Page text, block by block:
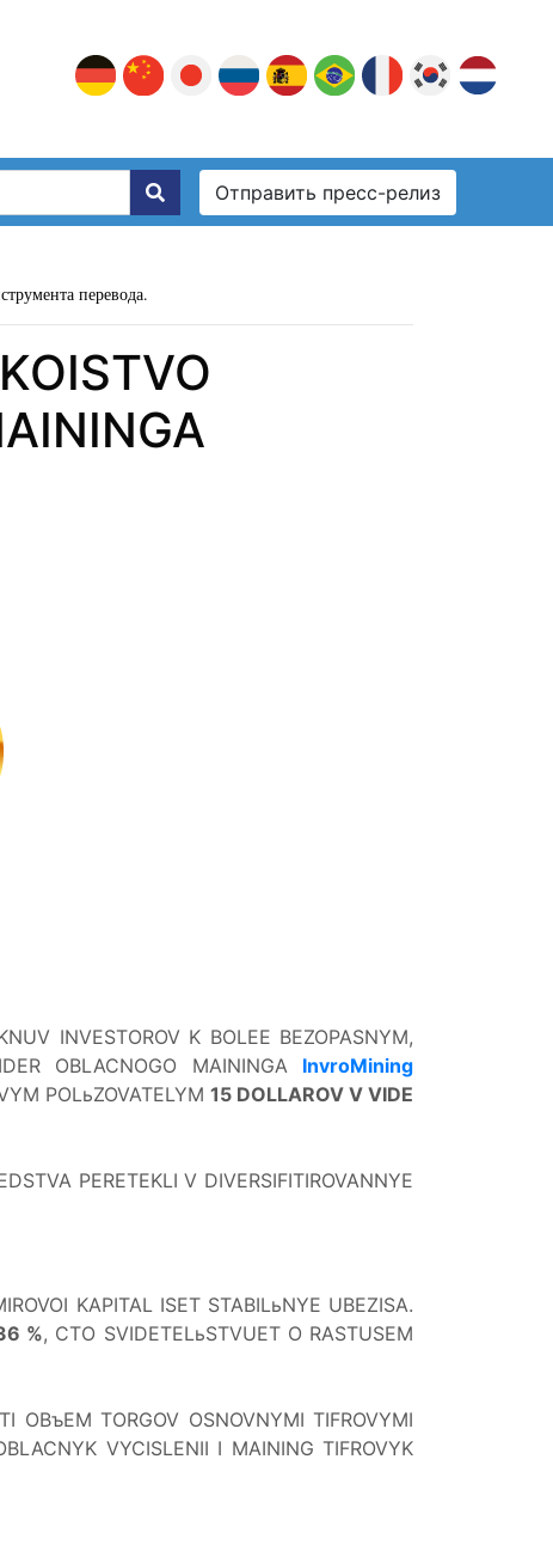
Отправить пресс-релиз
перевода.
INVESTOROV K BOLEE BEZOPASNYM,
OBLACNOGO MAININGA InvroMining
POLьZOVATELYM 15 DOLLAROV V VIDE
PERETEKLI V DIVERSIFITIROVANNYE
KAPITAL ISET STABILьNYE UBEZISA.
%, CTO SVIDETELьSTVUET O RASTUSEM
OBъEM TORGOV OSNOVNYMI TIFROVYMI
VYCISLENII I MAINING TIFROVYK